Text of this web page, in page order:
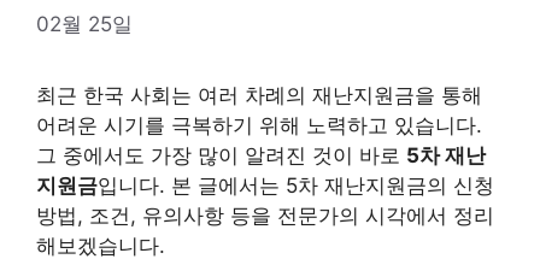
02월 25일
최근 한국 사회는 여러 차례의 재난지원금을 통해
어려운 시기를 극복하기 위해 노력하고 있습니다.
그 중에서도 가장 많이 알려진 것이 바로 5차 재난
지원금입니다. 본 글에서는 5차 재난지원금의 신청
방법, 조건, 유의사항 등을 전문가의 시각에서 정리
해보겠습니다.